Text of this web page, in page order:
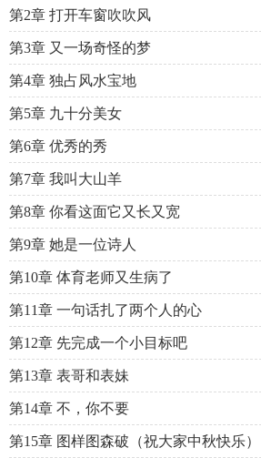
第2章 打开车窗吹吹风
第3章 又一场奇怪的梦
第4章 独占风水宝地
第5章 九十分美女
第6章 优秀的秀
第7章 我叫大山羊
第8章 你看这面它又长又宽
第9章 她是一位诗人
第10章 体育老师又生病了
第11章 一句话扎了两个人的心
第12章 先完成一个小目标吧
第13章 表哥和表妹
第14章 不，你不要
第15章 图样图森破（祝大家中秋快乐）